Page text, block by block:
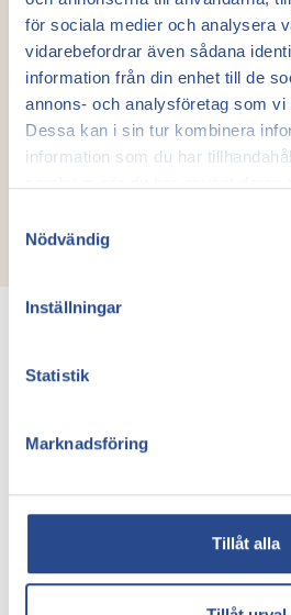
för sociala medier och analysera
vidarebefordrar även sådana
information från din enhet till de
annons- och analysföretag som vi
Dessa kan i sin tur kombinera
information som du har
Nödvändig
Inställningar
Statistik
Marknadsföring
Tillåt alla
Abudi Mohamed
Kärlkirurg
Priser för
av
ådernät
Priset beror på vilken